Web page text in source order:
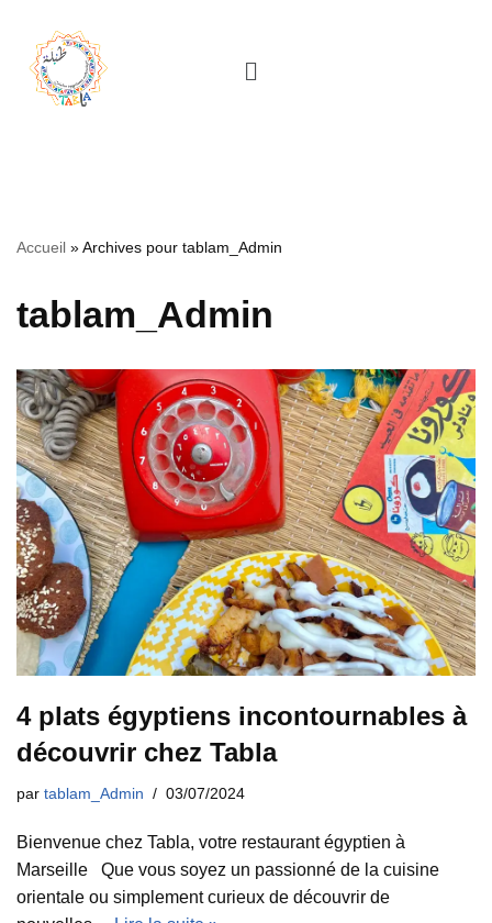
Aller
Accueil »Archives pour tablam_Admin
tablam_Admin
4 plats égyptiens incontournables à
découvrir chez Tabla
par tablam_Admin 03/07/2024
Bienvenue chez Tabla, votre restaurant égyptien à
Marseille Que vous soyez un passionné de la cuisine
orientale ou simplement curieux de découvrir de